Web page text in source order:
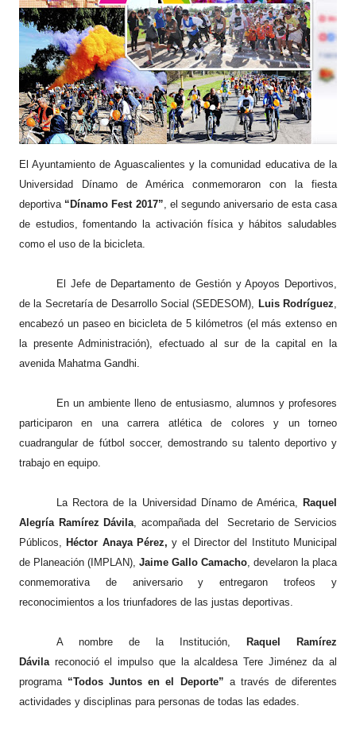
El Ayuntamiento de Aguascalientes y la comunidad educativa de la
Universidad Dínamo de América conmemoraron con la fiesta
deportiva “Dínamo Fest 2017” , el segundo aniversario de esta casa
de estudios, fomentando la activación física y hábitos saludables
como el uso de la bicicleta.
El Jefe de Departamento de Gestión y Apoyos Deportivos,
de la Secretaría de Desarrollo Social (SEDESOM),
Luis Rodríguez
encabezó un paseo en bicicleta de 5 kilómetros (el más extenso en
la presente Administración), efectuado al sur de la capital en la
avenida Mahatma Gandhi.
En un ambiente lleno de entusiasmo, alumnos y profesores
participaron en una carrera atlética de colores y un torneo
cuadrangular de fútbol soccer, demostrando su talento deportivo y
trabajo en equipo.
La Rectora de la Universidad Dínamo de América,
Raquel
Alegría Ramírez Dávila , acompañada del Secretario de Servicios
Públicos,
Héctor Anaya Pérez, y el Director del Instituto Municipal
de Planeación (IMPLAN), Jaime Gallo Camacho , develaron la placa
conmemorativa de aniversario y entregaron trofeos y
reconocimientos a los triunfadores de las justas deportivas.
A nombre de la Institución,
Raquel Ramírez
Dávila reconoció el impulso que la alcaldesa Tere Jiménez da al
programa “Todos Juntos en el Deporte” a través de diferentes
actividades y disciplinas para personas de todas las edades.